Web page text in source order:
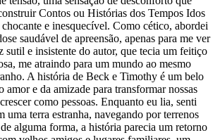
Contos ou Histórias dos Tempos Idos
e inesquecível. Como cético, abordei
saudável de apreensão, apenas para me ver
sutil e insistente do autor, que tecia um feitiço
me atraindo para um mundo ao mesmo
A história de Beck e Timothy é um belo
amor e da amizade para transformar nossas
como pessoas. Enquanto eu lia, senti
uma terra estranha, navegando por terrenos
alguma forma, a história parecia um retorno